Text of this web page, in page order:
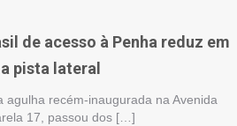
de acesso à Penha reduz em
pista lateral
recém-inaugurada na Avenida
17, passou dos […]